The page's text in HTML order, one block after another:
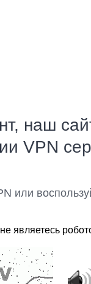
наш
VPN
или
являетесь